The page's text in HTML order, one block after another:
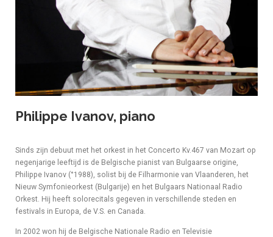
Philippe Ivanov, piano
Sinds zijn debuut met het orkest in het Concerto Kv.467 van Mozart op
negenjarige leeftijd is de Belgische pianist van Bulgaarse origine,
Philippe Ivanov (°1988), solist bij de Filharmonie van Vlaanderen, het
Nieuw Symfonieorkest (Bulgarije) en het Bulgaars Nationaal Radio
Orkest. Hij heeft solorecitals gegeven in verschillende steden en
festivals in Europa, de V.S. en Canada.
In 2002 won hij de Belgische Nationale Radio en Televisie